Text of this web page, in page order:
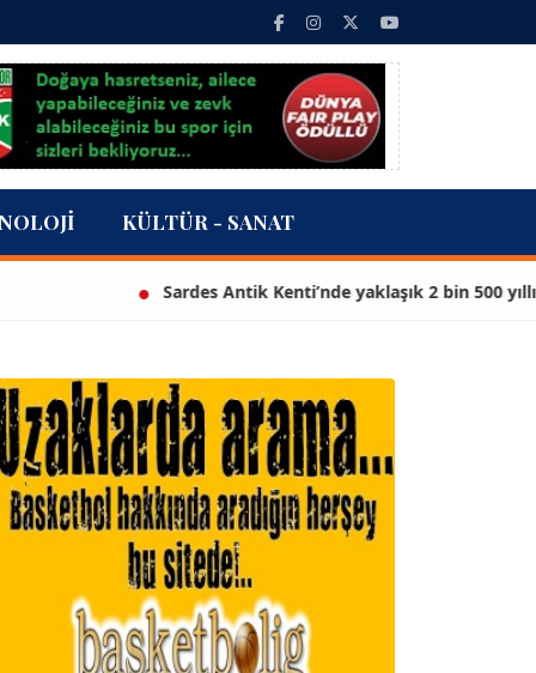
KÜLTÜR - SANAT
Sardes Antik Kenti’nde yaklaşık 2 bin 500 yıllık
A. BAHRİ VRESKALA
Köşe Yazarı